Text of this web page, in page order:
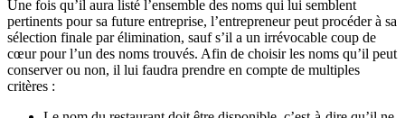
Une fois qu’il aura listé l’ensemble des noms qui lui semblent
pertinents pour sa future entreprise, l’entrepreneur peut procéder à sa
sélection finale par élimination, sauf s’il a un irrévocable coup de
cœur pour l’un des noms trouvés. Afin de choisir les noms qu’il peut
conserver ou non, il lui faudra prendre en compte de multiples
critères :